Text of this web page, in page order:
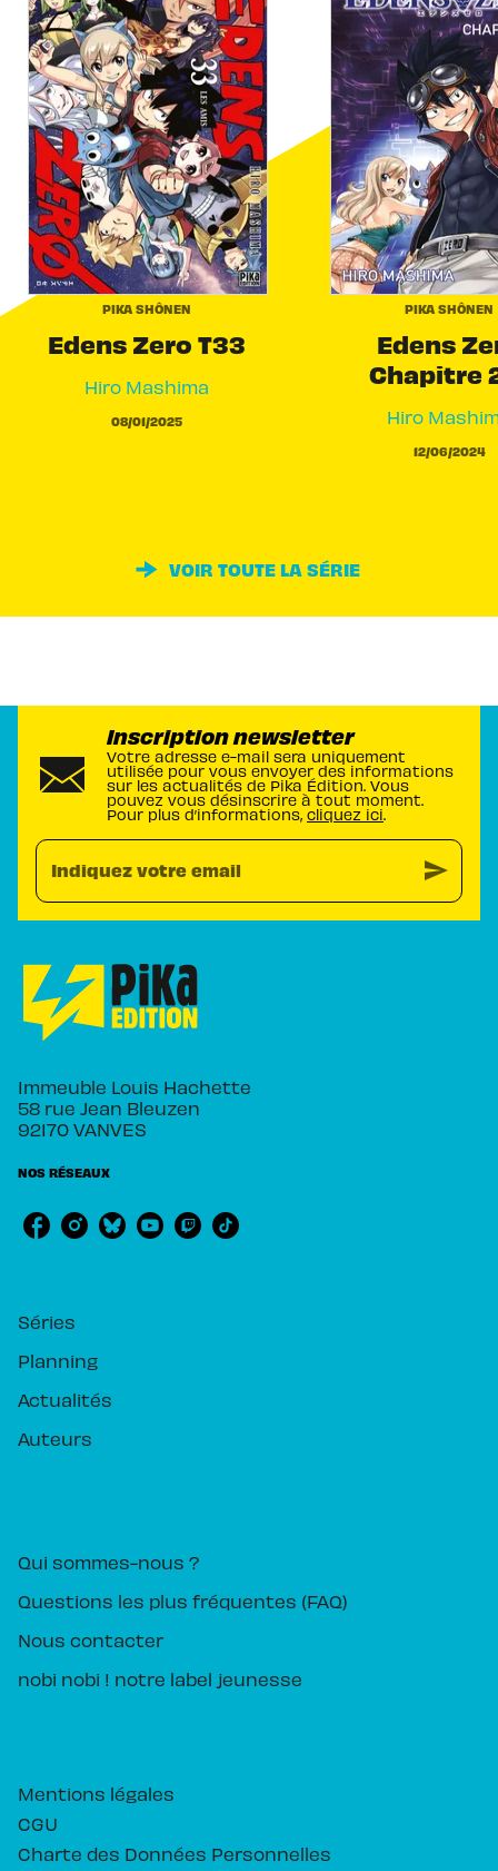
PIKA SHÔNEN
Edens Zero T33
Hiro Mashima
08/01/2025
PIKA SHÔNEN
Edens
Chapitre
Hiro
12/06/2024
VOIR TOUTE LA SÉRIE
Inscription newsletter
Votre adresse e-mail sera uniquement
utilisée pour vous envoyer des informations
sur les actualités de Pika Édition. Vous
pouvez vous désinscrire à tout moment.
Pour plus d’informations, cliquez ici.
Indiquez votre email send
Immeuble Louis Hachette
58 rue Jean Bleuzen
92170 VANVES
NOS RÉSEAUX
Séries
Planning
Actualités
Auteurs
Qui sommes-nous ?
Questions les plus fréquentes (FAQ)
Nous contacter
nobi nobi ! notre label jeunesse
Mentions légales
CGU
Charte des Données Personnelles